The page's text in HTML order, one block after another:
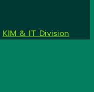
KIM & IT Division.